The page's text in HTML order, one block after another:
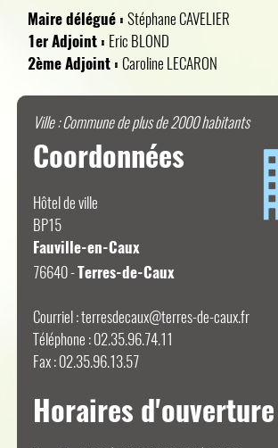
Maire délégué : Stéphane CAVELIER
1erAdjoint : Eric BLOND
2èmeAdjoint : Caroline LECARON
Ville : Commune de plus de 2000 habitants
Coordonnées
Hôtel de ville
BP15
Fauville-en-Caux
76640 -Terres-de-Caux
Courriel :terresdecaux@terres-de-caux.fr
Téléphone : 02.35.96.74.11
Fax : 02.35.96.13.57
Horaires d'ouverture